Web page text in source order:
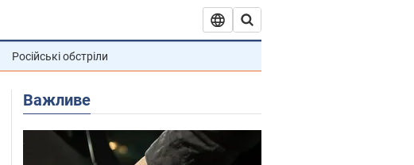
Російські обстріли
Важливе